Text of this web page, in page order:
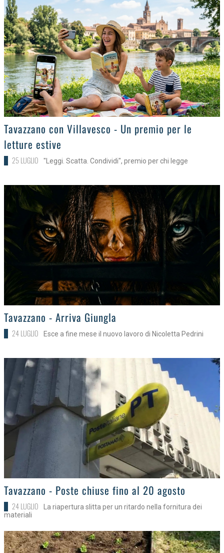
>
Tavazzano con Villavesco - Un premio per le
letture estive
25 LUGLIO "Leggi. Scatta. Condividi", premio per chi legge
>
Tavazzano - Arriva Giungla
24 LUGLIO Esce a fine mese il nuovo lavoro di Nicoletta Pedrini
>
Tavazzano - Poste chiuse fino al 20 agosto
24 LUGLIO
La riapertura slitta per un ritardo nella fornitura dei
materiali